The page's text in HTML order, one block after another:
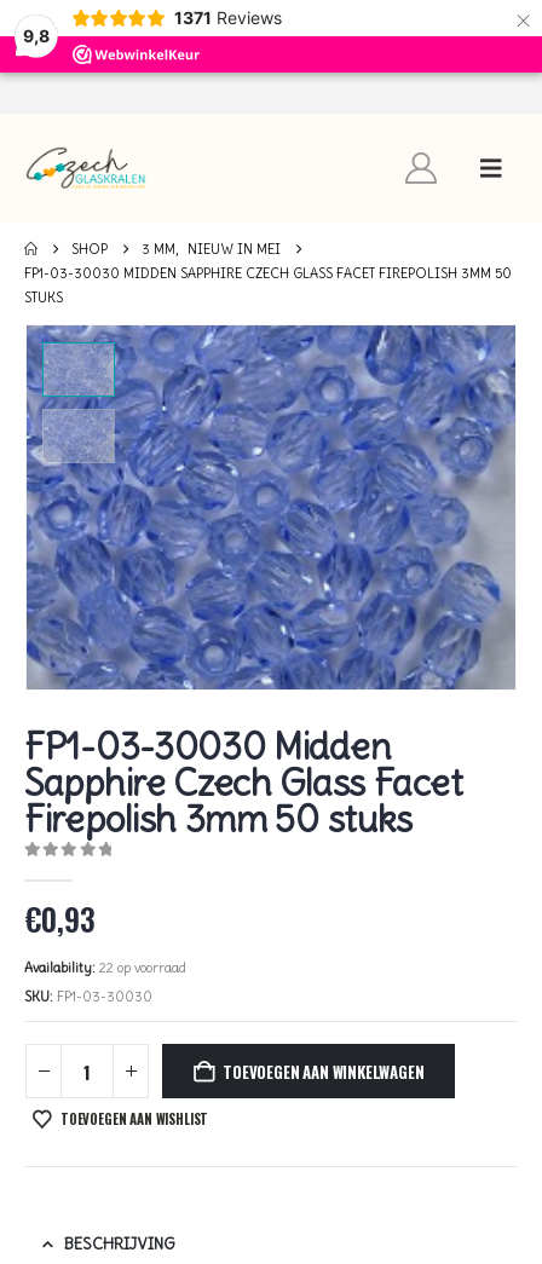
9,8
1371 Reviews ×
SHOP 3 MM,
NIEUW IN MEI
FP1-03-30030 MIDDEN SAPPHIRE CZECH GLASS FACET FIREPOLISH 3MM 50
STUKS
FP1-03-30030 Midden
Sapphire Czech Glass Facet
Firepolish 3mm 50 stuks
€0,93
Availability: 22 op voorraad
SKU: FP1-03-30030
TOEVOEGEN AAN WINKELWAGEN
TOEVOEGEN AAN WISHLIST
BESCHRIJVING